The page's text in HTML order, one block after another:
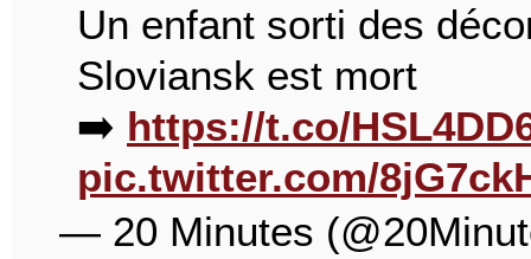
Un enfant sorti des
Sloviansk est mort
➡️ https://t.co/
pic.twitter.com/
— 20 Minutes